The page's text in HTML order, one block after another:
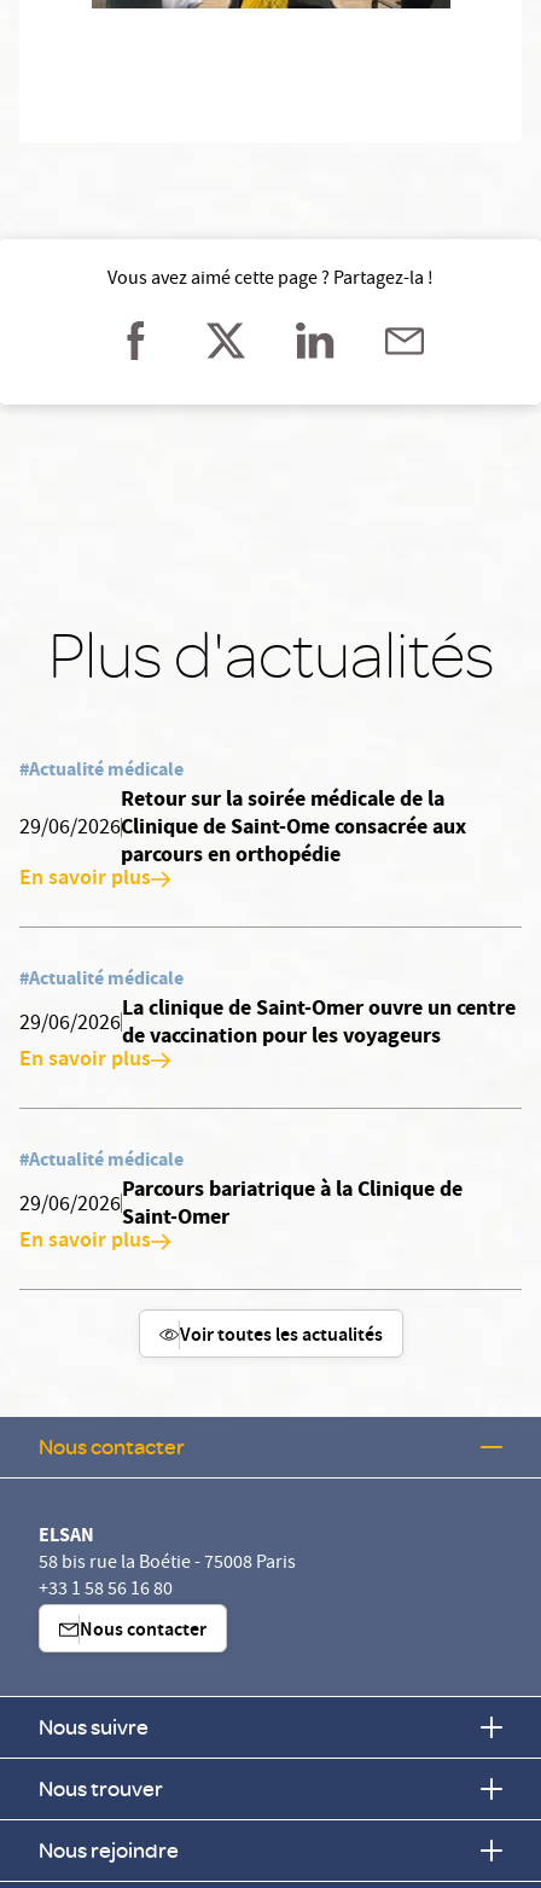
Vous avez aimé cette page ? Partagez-la !
Plus d'actualités
#Actualité médicale
29/06/2026
Retour sur la soirée médicale de la
Clinique de Saint-Ome consacrée aux
parcours en orthopédie
En savoir plus
#Actualité médicale
29/06/2026
La clinique de Saint-Omer ouvre un centre
de vaccination pour les voyageurs
En savoir plus
#Actualité médicale
29/06/2026
Parcours bariatrique à la Clinique de
Saint-Omer
En savoir plus
Voir toutes les actualités
Nous contacter
ELSAN
58 bis rue la Boétie - 75008 Paris
+33 1 58 56 16 80
Nous contacter
Nous suivre
Nous trouver
Nous rejoindre